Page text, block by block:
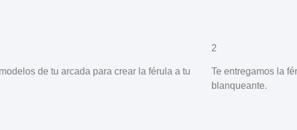
de tu arcada para crear la férula a tu
2
Te entregamos la
blanqueante.